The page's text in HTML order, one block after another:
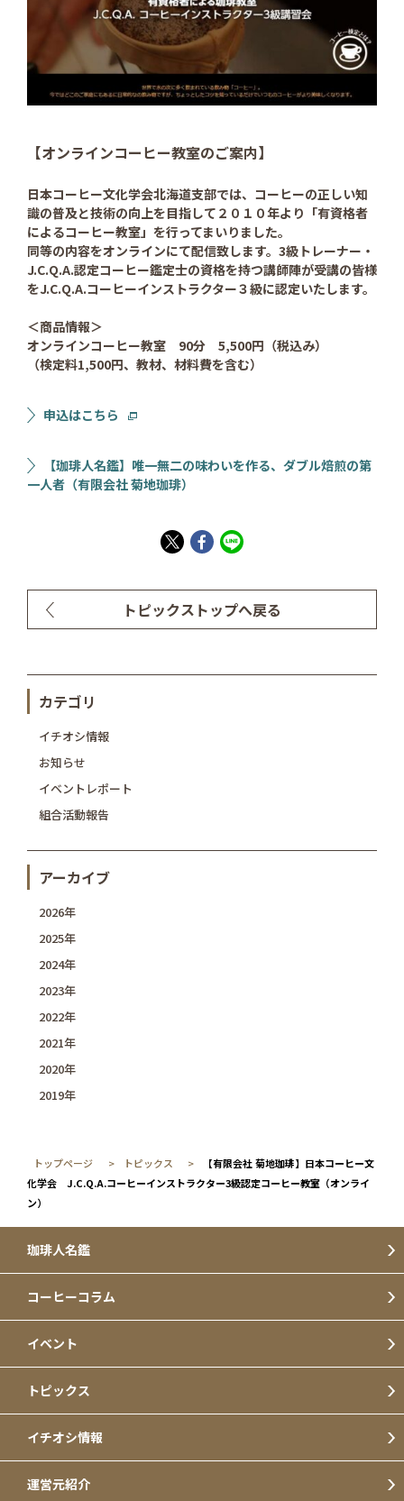
【オンラインコーヒー教室のご案内】
日本コーヒー文化学会北海道支部では、コーヒーの正しい知
識の普及と技術の向上を目指して２０１０年より「有資格者
によるコーヒー教室」を行ってまいりました。
同等の内容をオンラインにて配信致します。3級トレーナー・
J.C.Q.A.認定コーヒー鑑定士の資格を持つ講師陣が受講の皆様
をJ.C.Q.A.コーヒーインストラクター３級に認定いたします。
＜商品情報＞
オンラインコーヒー教室 90分 5,500円（税込み）
（検定料1,500円、教材、材料費を含む）
申込はこちら
【珈琲人名鑑】唯一無二の味わいを作る、ダブル焙煎の第
一人者（有限会社 菊地珈琲）
トピックストップへ戻る
カテゴリ
イチオシ情報
お知らせ
イベントレポート
組合活動報告
アーカイブ
2026年
2025年
2024年
2023年
2022年
2021年
2020年
2019年
トップページ トピックス
【有限会社 菊地珈琲】日本コーヒー文
化学会 J.C.Q.A.コーヒーインストラクター3級認定コーヒー教室（オンライ
ン）
珈琲人名鑑
コーヒーコラム
イベント
トピックス
イチオシ情報
運営元紹介